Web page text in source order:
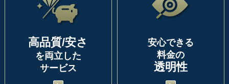
高品質/安さ
を両立した
サービス
安心できる
料金の
透明性